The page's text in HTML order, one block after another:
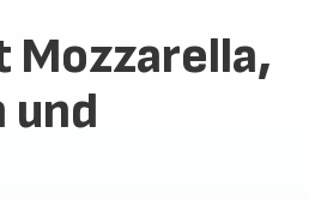
Mozzarella,
und